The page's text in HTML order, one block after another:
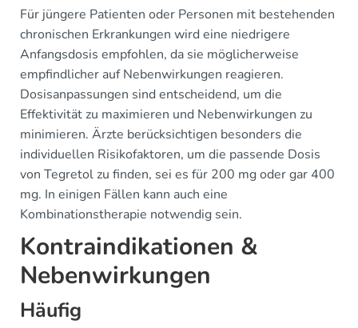
Für jüngere Patienten oder Personen mit bestehenden
chronischen Erkrankungen wird eine niedrigere
Anfangsdosis empfohlen, da sie möglicherweise
empfindlicher auf Nebenwirkungen reagieren.
Dosisanpassungen sind entscheidend, um die
Effektivität zu maximieren und Nebenwirkungen zu
minimieren. Ärzte berücksichtigen besonders die
individuellen Risikofaktoren, um die passende Dosis
von Tegretol zu finden, sei es für 200 mg oder gar 400
mg. In einigen Fällen kann auch eine
Kombinationstherapie notwendig sein.
Kontraindikationen &
Nebenwirkungen
Häufig